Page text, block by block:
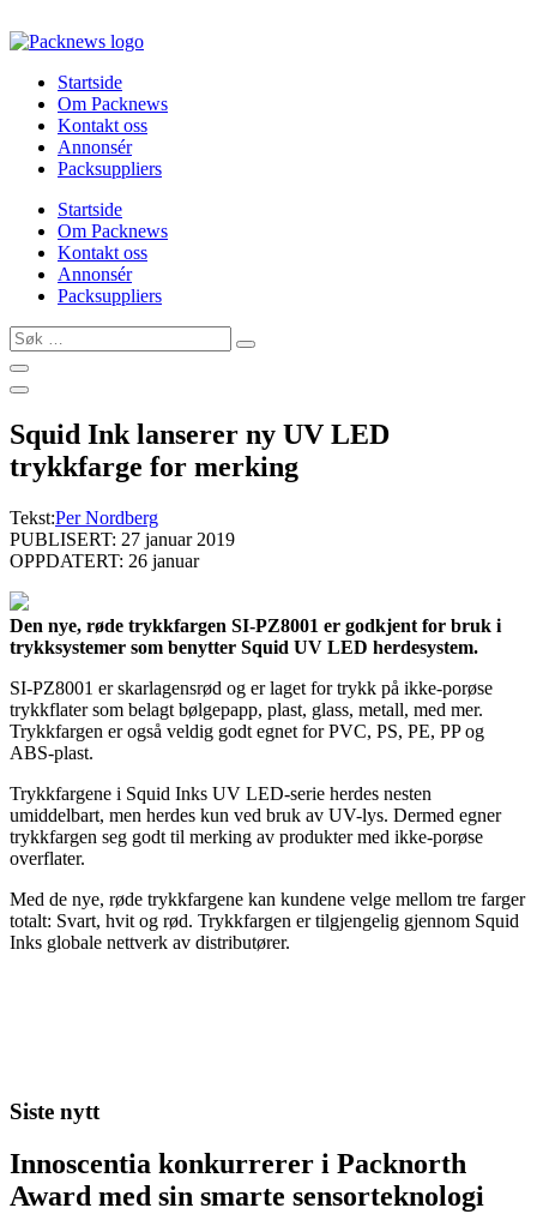
to
Startside
Om Packnews
Kontakt oss
Annonsér
Packsuppliers
Startside
Om Packnews
Kontakt oss
Annonsér
Packsuppliers
Søk
…
Squid Ink lanserer ny UV LED
trykkfarge for merking
Tekst:Per Nordberg
PUBLISERT: 27 januar 2019
OPPDATERT: 26 januar
Den nye, røde trykkfargen SI-PZ8001 er godkjent for bruk i
trykksystemer som benytter Squid UV LED herdesystem.
SI-PZ8001 er skarlagensrød og er laget for trykk på ikke-porøse
trykkflater som belagt bølgepapp, plast, glass, metall, med mer.
Trykkfargen er også veldig godt egnet for PVC, PS, PE, PP og
ABS-plast.
Trykkfargene i Squid Inks UV LED-serie herdes nesten
umiddelbart, men herdes kun ved bruk av UV-lys. Dermed egner
trykkfargen seg godt til merking av produkter med ikke-porøse
overflater.
Med de nye, røde trykkfargene kan kundene velge mellom tre farger
totalt: Svart, hvit og rød. Trykkfargen er tilgjengelig gjennom Squid
Inks globale nettverk av distributører.
Siste nytt
Innoscentia konkurrerer i Packnorth
Award med sin smarte sensorteknologi